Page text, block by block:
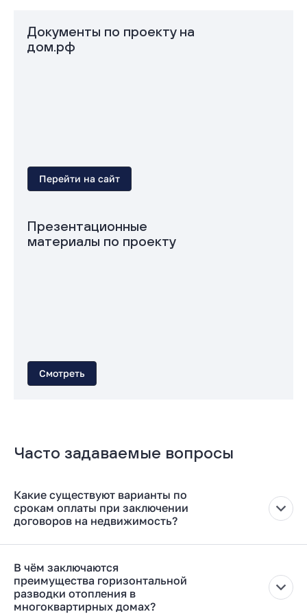
Документы по проекту на
дом.рф
Перейти на сайт
Презентационные
материалы по проекту
Смотреть
Часто задаваемые вопросы
Какие существуют варианты по
срокам оплаты при заключении
договоров на недвижимость?
Для договоров долевого участия (строящееся жильё)
оплата производится после регистрации договора.
Для договоров купли-продажи (готовое жильё) оплата
осуществляется после подписания договора.
В чём заключаются
преимущества горизонтальной
разводки отопления в
многоквартирных домах?